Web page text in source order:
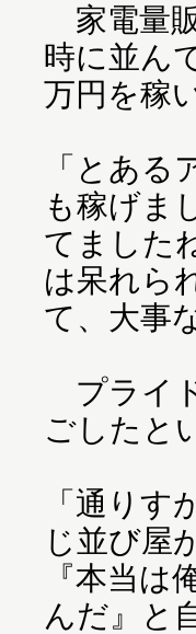
家電量
時に並ん
万円を稼
「とあ
も稼げま
てました
は呆れら
て、大事
プライ
ごしたと
「通り
じ並び屋
『本当
んだ』と